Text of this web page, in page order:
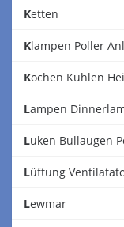
Ketten
Klampen Poller
Kochen Kühlen
Lampen
Luken Bullaugen
Lüftung
Lewmar